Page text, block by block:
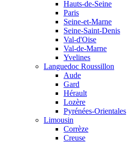
Hauts-de-Seine
Paris
Seine-et-Marne
Seine-Saint-Denis
Val-d'Oise
Val-de-Marne
Yvelines
Languedoc Roussillon
Aude
Gard
Hérault
Lozère
Pyrénées-Orientales
Limousin
Corrèze
Creuse